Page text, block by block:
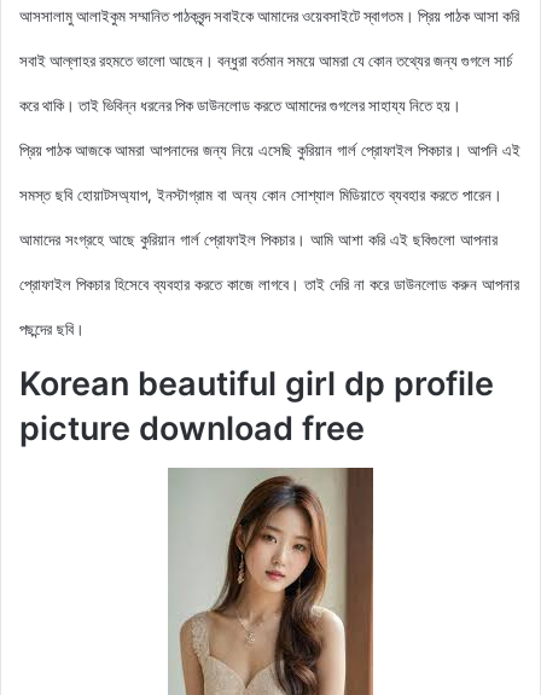
আসসালামু আলাইকুম সম্মানিত পাঠকবৃন্দ সবাইকে আমাদের ওয়েবসাইটে স্বাগতম। প্রিয় পাঠক আসা করি
সবাই আল্লাহর রহমতে ভালো আছেন। বন্ধুরা বর্তমান সময়ে আমরা যে কোন তথ্যের জন্য গুগলে সার্চ
করে থাকি। তাই ভিবিন্ন ধরনের পিক ডাউনলোড করতে আমাদের গুগলের সাহায্য নিতে হয়।
প্রিয় পাঠক আজকেআমরা আপনাদের জন্য নিয়ে এসেছি কুরিয়ান গার্লপ্রোফাইল পিকচার। আপনি এই
সমস্ত ছবি হোয়াটসঅ্যাপ, ইনস্টাগ্রাম বা অন্য কোন সোশ্যাল মিডিয়াতে ব্যবহার করতে পারেন।
আমাদের সংগ্রহে আছে কুরিয়ান গার্ল প্রোফাইল পিকচার । আমি আশা করি এই ছবিগুলো আপনার
প্রোফাইল পিকচার হিসেবে ব্যবহার করতে কাজে লাগবে। তাই দেরি না করে ডাউনলোড করুন আপনার
পছন্দের ছবি।
Korean beautiful girl dp profile
picture download free